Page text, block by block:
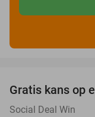
Gratis kans op
Social Deal Win